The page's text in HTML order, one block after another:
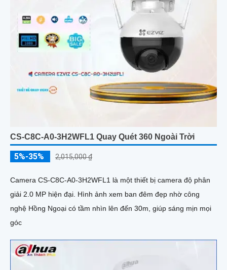
CS-C8C-A0-3H2WFL1 Quay Quét 360 Ngoài Trời
5%-35% 2,015,000 ₫
Camera CS-C8C-A0-3H2WFL1 là một thiết bị camera độ phân
giải 2.0 MP hiện đại. Hình ảnh xem ban đêm đẹp nhờ công
nghệ Hồng Ngoại có tầm nhìn lên đến 30m, giúp sáng mịn mọi
góc